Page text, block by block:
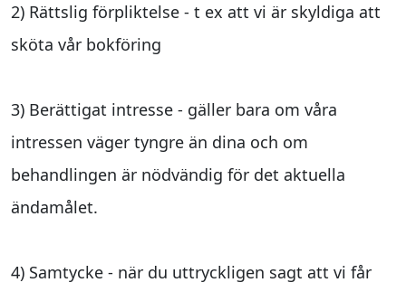
2) Rättslig förpliktelse - t ex att vi är skyldiga att
sköta vår bokföring
3) Berättigat intresse - gäller bara om våra
intressen väger tyngre än dina och om
behandlingen är nödvändig för det aktuella
ändamålet.
4) Samtycke - när du uttryckligen sagt att vi får